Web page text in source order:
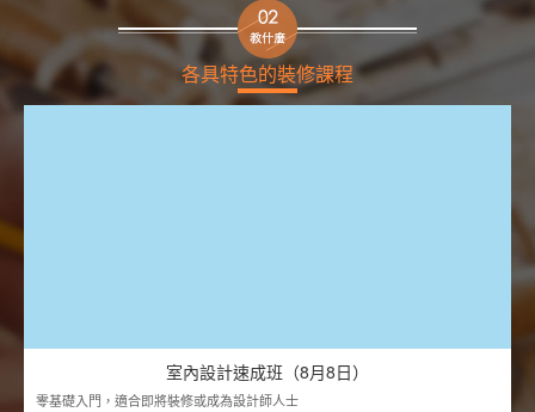
各具特色的裝修課程
室內設計速成班（8月8日）
零基礎入門，適合即將裝修或成為設計師人士